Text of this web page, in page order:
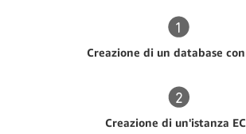
Creazione di un database con
Creazione di un'istanza